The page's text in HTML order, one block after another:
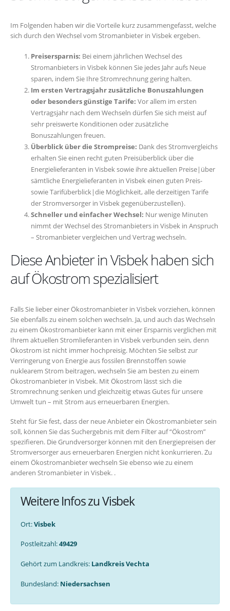
Im Folgenden haben wir die Vorteile kurz zusammengefasst, welche
sich durch den Wechsel vom Stromanbieter in Visbek ergeben.
Preisersparnis: Bei einem jährlichen Wechsel des
Stromanbieters in Visbek können Sie jedes Jahr aufs Neue
sparen, indem Sie Ihre Stromrechnung gering halten.
Im ersten Vertragsjahr zusätzliche Bonuszahlungen
oder besonders günstige Tarife: Vor allem im ersten
Vertragsjahr nach dem Wechseln dürfen Sie sich meist auf
sehr preiswerte Konditionen oder zusätzliche
Bonuszahlungen freuen.
Überblick über die Strompreise: Dank des Stromvergleichs
erhalten Sie einen recht guten Preisüberblick über die
Energielieferanten in Visbek sowie ihre aktuellen Preise|über
sämtliche Energielieferanten in Visbek einen guten Preis-
sowie Tarifüberblick|die Möglichkeit, alle derzeitigen Tarife
der Stromversorger in Visbek gegenüberzustellen}.
Schneller und einfacher Wechsel: Nur wenige Minuten
nimmt der Wechsel des Stromanbieters in Visbek in Anspruch
– Stromanbieter vergleichen und Vertrag wechseln.
Diese Anbieter in Visbek haben sich
auf Ökostrom spezialisiert
Falls Sie lieber einer Ökostromanbieter in Visbek vorziehen, können
Sie ebenfalls zu einem solchen wechseln. Ja, und auch das Wechseln
zu einem Ökostromanbieter kann mit einer Ersparnis verglichen mit
Ihrem aktuellen Stromlieferanten in Visbek verbunden sein, denn
Ökostrom ist nicht immer hochpreisig. Möchten Sie selbst zur
Verringerung von Energie aus fossilen Brennstoffen sowie
nuklearem Strom beitragen, wechseln Sie am besten zu einem
Ökostromanbieter in Visbek. Mit Ökostrom lässt sich die
Stromrechnung senken und gleichzeitig etwas Gutes für unsere
Umwelt tun – mit Strom aus erneuerbaren Energien.
Steht für Sie fest, dass der neue Anbieter ein Ökostromanbieter sein
soll, können Sie das Suchergebnis mit dem Filter auf “Ökostrom”
spezifieren. Die Grundversorger können mit den Energiepreisen der
Stromversorger aus erneuerbaren Energien nicht konkurrieren. Zu
einem Ökostromanbieter wechseln Sie ebenso wie zu einem
anderen Stromanbieter in Visbek. .
Weitere Infos zu Visbek
Ort:Visbek
Postleitzahl:49429
Gehört zum Landkreis: Landkreis Vechta
Bundesland: Niedersachsen